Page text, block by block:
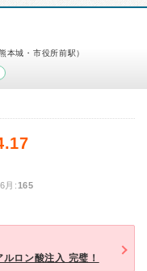
本城・市役所前駅）
:165
ロン酸注入 完璧！